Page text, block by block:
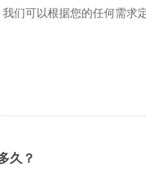
们可以根据您的任何需求
久？